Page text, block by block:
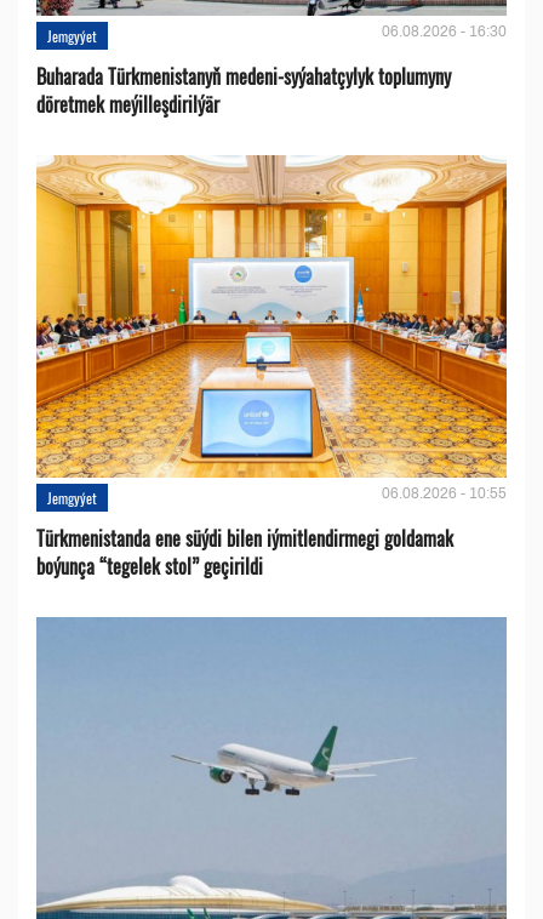
Jemgyýet 06.08.2026 - 16:30
Buharada Türkmenistanyň medeni-syýahatçylyk toplumyny
döretmek meýilleşdirilýär
Jemgyýet 06.08.2026 - 10:55
Türkmenistanda ene süýdi bilen iýmitlendirmegi goldamak
boýunça “tegelek stol” geçirildi